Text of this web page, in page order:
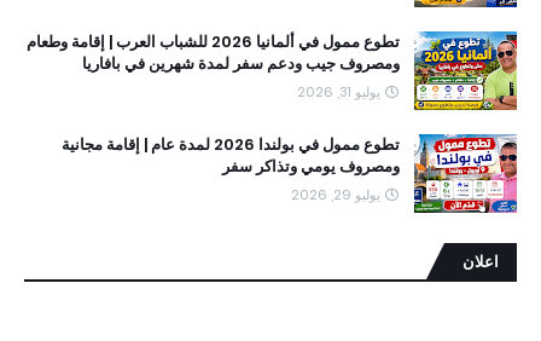
تطوع ممول في ألمانيا 2026 للشباب العرب | إقامة وطعام
ومصروف جيب ودعم سفر لمدة شهرين في بافاريا
يوليو 31, 2026
تطوع ممول في بولندا 2026 لمدة عام | إقامة مجانية
ومصروف يومي وتذاكر سفر
يوليو 29, 2026
اعلان